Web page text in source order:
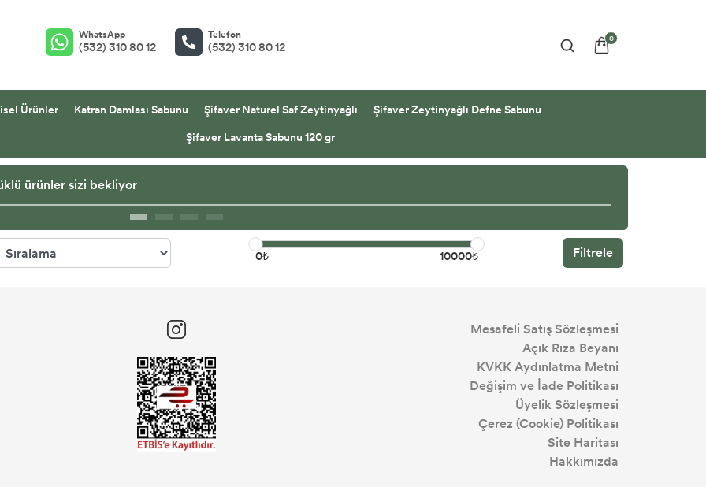
WhatsApp
(532) 310 80 12
Telefon
(532) 310 80 12
0
Ürünler Katran Damlası Sabunu Şifaver Naturel Saf Zeytinyağlı
Şifaver Zeytinyağlı Defne Sabunu
Şifaver Lavanta Sabunu 120 gr
ürünler sizi bekliyor
0₺ 10000₺ Filtrele
Mesafeli Satış Sözleşmesi
Açık Rıza Beyanı
KVKK Aydınlatma Metni
Değişim ve İade Politikası
Üyelik Sözleşmesi
Çerez (Cookie) Politikası
Site Haritası
Hakkımızda